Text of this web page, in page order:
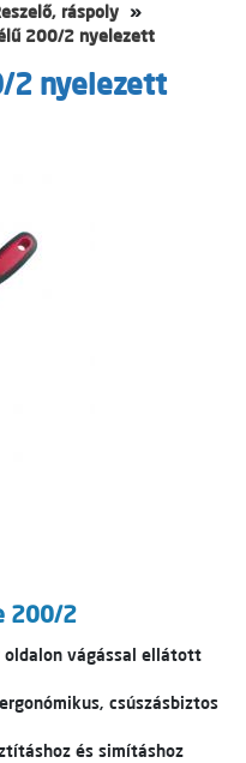
ráspoly
200/2 nyelezett
2 nyelezett
200/2
oldalon vágással ellátott
csúszásbiztos
és simításhoz